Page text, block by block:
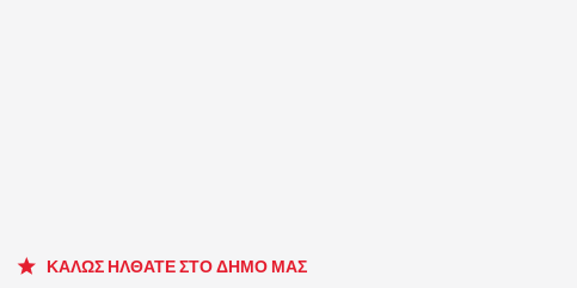
ΚΑΛΏΣ ΉΛΘΑΤΕ ΣΤΟ ΔΉΜΟ ΜΑΣ